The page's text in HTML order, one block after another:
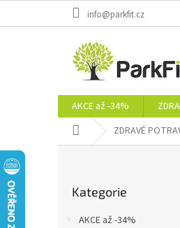
info@parkfit.cz
AKCE až -34%
Domů ZDRAVÉ
kategorie
Kategorie
AKCE až -34%